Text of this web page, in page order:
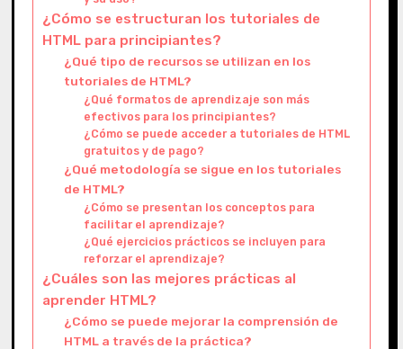
¿Cómo se estructuran los tutoriales de
HTML para principiantes?
¿Qué tipo de recursos se utilizan en los
tutoriales de HTML?
¿Qué formatos de aprendizaje son más
efectivos para los principiantes?
¿Cómo se puede acceder a tutoriales de HTML
gratuitos y de pago?
¿Qué metodología se sigue en los tutoriales
de HTML?
¿Cómo se presentan los conceptos para
facilitar el aprendizaje?
¿Qué ejercicios prácticos se incluyen para
reforzar el aprendizaje?
¿Cuáles son las mejores prácticas al
aprender HTML?
¿Cómo se puede mejorar la comprensión de
HTML a través de la práctica?